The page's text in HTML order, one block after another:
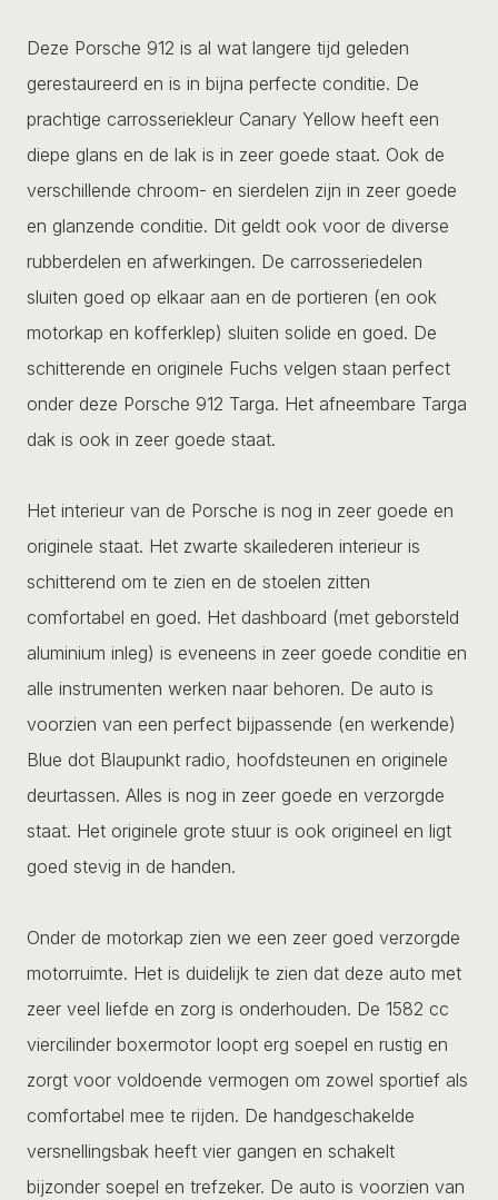
Deze Porsche 912 is al wat langere tijd geleden
gerestaureerd en is in bijna perfecte conditie. De
prachtige carrosseriekleur Canary Yellow heeft een
diepe glans en de lak is in zeer goede staat. Ook de
verschillende chroom- en sierdelen zijn in zeer goede
en glanzende conditie. Dit geldt ook voor de diverse
rubberdelen en afwerkingen. De carrosseriedelen
sluiten goed op elkaar aan en de portieren (en ook
motorkap en kofferklep) sluiten solide en goed. De
schitterende en originele Fuchs velgen staan perfect
onder deze Porsche 912 Targa. Het afneembare Targa
dak is ook in zeer goede staat.
Het interieur van de Porsche is nog in zeer goede en
originele staat. Het zwarte skailederen interieur is
schitterend om te zien en de stoelen zitten
comfortabel en goed. Het dashboard (met geborsteld
aluminium inleg) is eveneens in zeer goede conditie en
alle instrumenten werken naar behoren. De auto is
voorzien van een perfect bijpassende (en werkende)
Blue dot Blaupunkt radio, hoofdsteunen en originele
deurtassen. Alles is nog in zeer goede en verzorgde
staat. Het originele grote stuur is ook origineel en ligt
goed stevig in de handen.
Onder de motorkap zien we een zeer goed verzorgde
motorruimte. Het is duidelijk te zien dat deze auto met
zeer veel liefde en zorg is onderhouden. De 1582 cc
viercilinder boxermotor loopt erg soepel en rustig en
zorgt voor voldoende vermogen om zowel sportief als
comfortabel mee te rijden. De handgeschakelde
versnellingsbak heeft vier gangen en schakelt
bijzonder soepel en trefzeker. De auto is voorzien van